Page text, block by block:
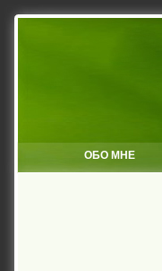
ОБО МНЕ